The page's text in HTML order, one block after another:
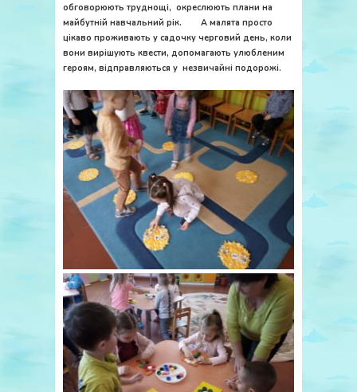
обговорюють труднощі, окреслюють плани на
майбутній навчальний рік. А малята просто
цікаво проживають у садочку черговий день, коли
вони вирішують квести, допомагають улюбленим
героям, відправляються у незвичайні подорожі.